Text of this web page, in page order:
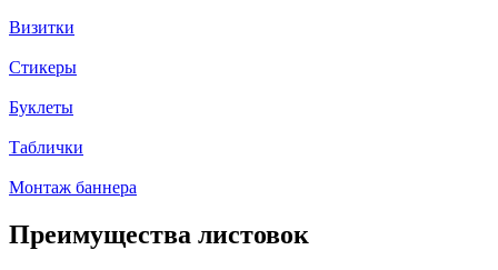
Визитки
Стикеры
Буклеты
Таблички
Монтаж баннера
Преимущества листовок